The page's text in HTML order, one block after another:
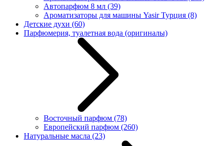
Автопарфюм 8 мл (39)
Ароматизаторы для машины Yasir Турция (8)
Детские духи (60)
Парфюмерия, туалетная вода (оригиналы)
Восточный парфюм (78)
Европейский парфюм (260)
Натуральные масла (23)